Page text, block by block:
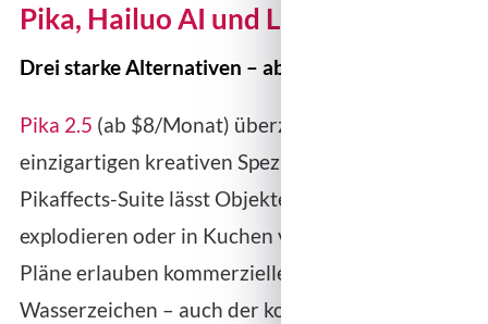
Pika, Hailuo AI und Luma AI
Drei starke Alternativen – ab $7,99/Monat
Pika 2.5 (ab $8/Monat) überzeugt mit
einzigartigen kreativen Spezialeffekten – die
Pikaffects-Suite lässt Objekte schmelzen,
explodieren oder in Kuchen verwandeln. Alle
Pläne erlauben kommerzielle Nutzung ohne
Wasserzeichen – auch der kostenlose! Pikaframes